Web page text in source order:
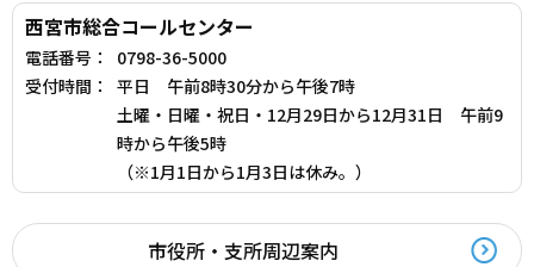
西宮市総合コールセンター
電話番号：
0798-36-5000
受付時間：
平日 午前8時30分から午後7時
土曜・日曜・祝日・12月29日から12月31日 午前9
時から午後5時
（※1月1日から1月3日は休み。）
市役所・支所周辺案内